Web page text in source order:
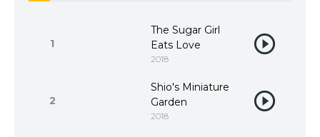
1
The Sugar Girl
Eats Love
2018
2
Shio's Miniature
Garden
2018